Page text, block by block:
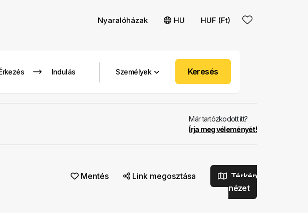
Nyaralóházak HU HUF (Ft)
Személyek Keresés
Már tartózkodott itt?
Írja meg véleményét!
Mentés Link megosztása
Térkép
nézet